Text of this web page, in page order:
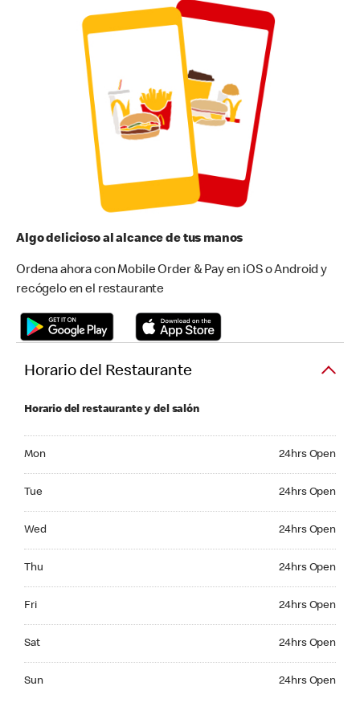
Algo delicioso al alcance de tus manos
Ordena ahora con Mobile Order & Pay en iOS o Android y
recógelo en el restaurante
Horario del Restaurante
Horario del restaurante y del salón
Mon 24hrs Open
Tue 24hrs Open
Wed 24hrs Open
Thu 24hrs Open
Fri 24hrs Open
Sat 24hrs Open
Sun 24hrs Open